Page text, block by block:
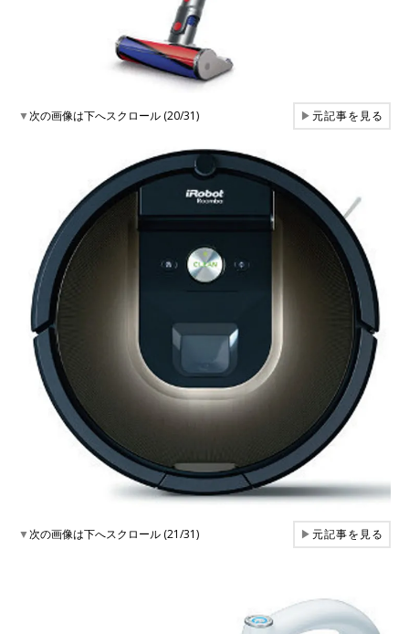
▼次の画像は下へスクロール (20/31) ▶元記事を見る
▼次の画像は下へスクロール (21/31) ▶元記事を見る